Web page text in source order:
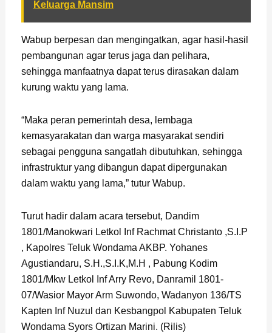
Keluarga Mansim
Wabup berpesan dan mengingatkan, agar hasil-hasil
pembangunan agar terus jaga dan pelihara,
sehingga manfaatnya dapat terus dirasakan dalam
kurung waktu yang lama.
“Maka peran pemerintah desa, lembaga
kemasyarakatan dan warga masyarakat sendiri
sebagai pengguna sangatlah dibutuhkan, sehingga
infrastruktur yang dibangun dapat dipergunakan
dalam waktu yang lama,” tutur Wabup.
Turut hadir dalam acara tersebut, Dandim
1801/Manokwari Letkol Inf Rachmat Christanto ,S.I.P
, Kapolres Teluk Wondama AKBP. Yohanes
Agustiandaru, S.H.,S.I.K,M.H , Pabung Kodim
1801/Mkw Letkol Inf Arry Revo, Danramil 1801-
07/Wasior Mayor Arm Suwondo, Wadanyon 136/TS
Kapten Inf Nuzul dan Kesbangpol Kabupaten Teluk
Wondama Syors Ortizan Marini. (Rilis)